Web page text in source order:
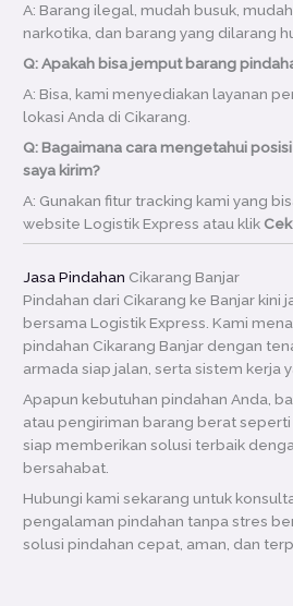
A: Barang ilegal, mudah busuk,
narkotika, dan barang yang dilarang
Q: Apakah bisa jemput barang
A: Bisa, kami menyediakan layanan
lokasi Anda di Cikarang.
Q: Bagaimana cara mengetahui
saya kirim?
A: Gunakan fitur tracking kami yang
website Logistik Express atau klik
Jasa Pindahan Cikarang Banjar
Pindahan dari Cikarang ke Banjar kini
bersama Logistik Express. Kami
pindahan Cikarang Banjar dengan
armada siap jalan, serta sistem kerja
Apapun kebutuhan pindahan Anda,
atau pengiriman barang berat
siap memberikan solusi terbaik
bersahabat.
Hubungi kami sekarang untuk
pengalaman pindahan tanpa stres
solusi pindahan cepat, aman, dan